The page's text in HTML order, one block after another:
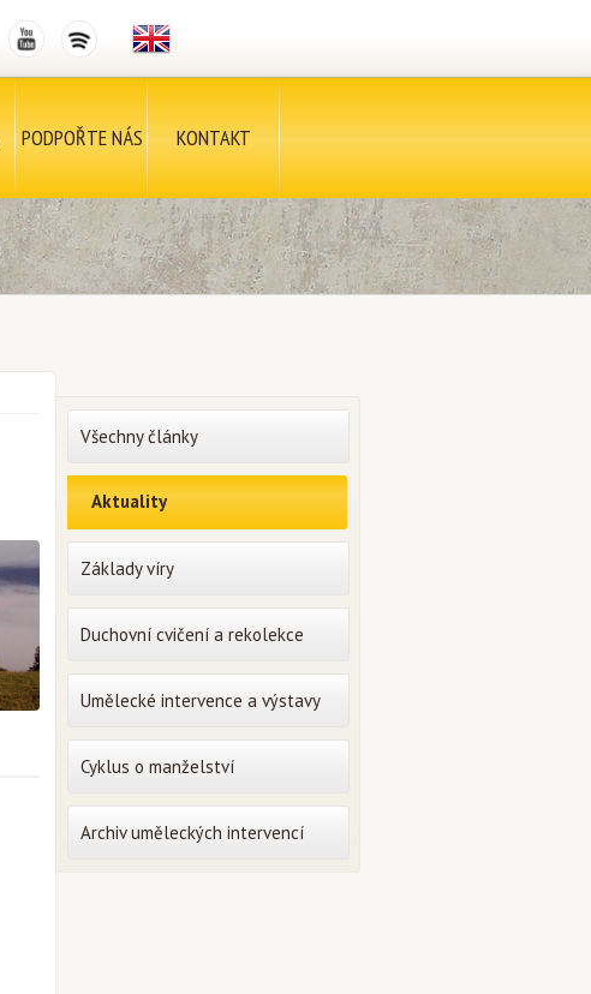
PODPOŘTE NÁS KONTAKT
Všechny články
Aktuality
Základy víry
Duchovní cvičení a rekolekce
Umělecké intervence a výstavy
Cyklus o manželství
Archiv uměleckých intervencí